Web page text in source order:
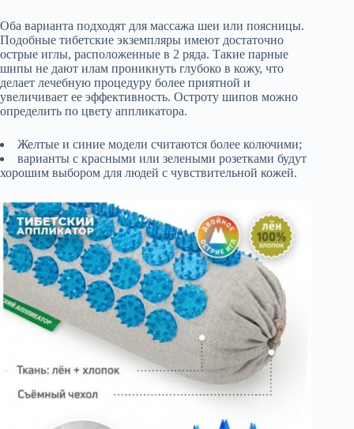
Оба варианта подходят для массажа шеи или поясницы.
Подобные тибетские экземпляры имеют достаточно
острые иглы, расположенные в 2 ряда. Такие парные
шипы не дают илам проникнуть глубоко в кожу, что
делает лечебную процедуру более приятной и
увеличивает ее эффективность. Остроту шипов можно
определить по цвету аппликатора.
Желтые и синие модели считаются более колючими;
варианты с красными или зелеными розетками будут
хорошим выбором для людей с чувствительной кожей.